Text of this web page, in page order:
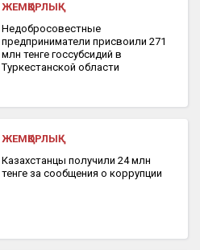
ЖЕМҚОРЛЫҚ
Недобросовестные
предприниматели присвоили 271
млн тенге госсубсидий в
Туркестанской области
ЖЕМҚОРЛЫҚ
Казахстанцы получили 24 млн
тенге за сообщения о коррупции